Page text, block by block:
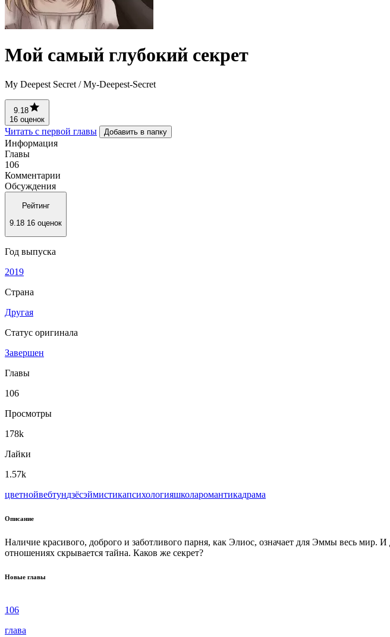
Мой самый глубокий секрет
My Deepest Secret / My-Deepest-Secret
9.18
16 оценок
Читать с первой главы Добавить в папку
Информация
Главы
106
Комментарии
Обсуждения
Рейтинг
9.18 16 оценок
Год выпуска
2019
Страна
Другая
Статус оригинала
Завершен
Главы
106
Просмотры
178k
Лайки
1.57k
цветнойвeбтундзёсэймистикапсихологияшколаромантикадрама
Описание
Наличие красивого, доброго и заботливого парня, как Элиос, означает для Эммы весь мир. И
отношениях скрывается тайна. Каков же секрет?
Новые главы
106
глава